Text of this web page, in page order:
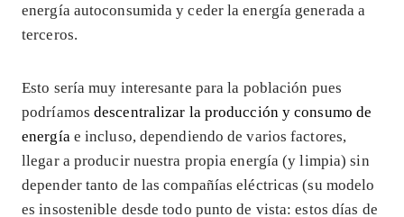
energía autoconsumida y ceder la energía generada a
terceros.
Esto sería muy interesante para la población pues
podríamosdescentralizar la producción y consumo de
energía e incluso, dependiendo de varios factores,
llegar a producir nuestra propia energía (y limpia) sin
depender tanto de las compañías eléctricas (su modelo
es insostenible desde todo punto de vista: estos días de